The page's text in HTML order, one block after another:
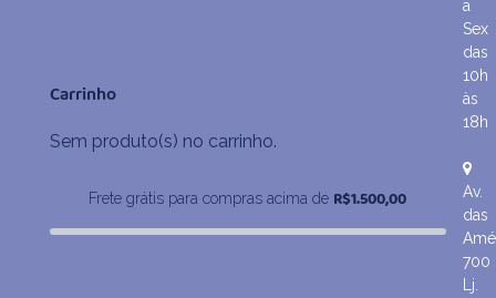
Carrinho
Sem produto(s) no carrinho.
Frete grátis para compras acima de R$1.500,00
a
Sex
das
10h
às
18h
Av.
das
700
Lj.